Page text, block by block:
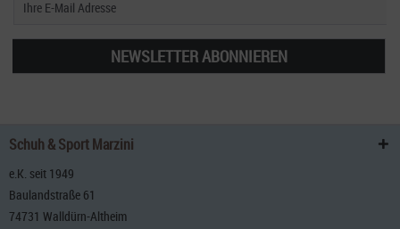
NEWSLETTER ABONNIEREN
Schuh & Sport Marzini
e.K. seit 1949
Baulandstraße 61
74731 Walldürn-Altheim